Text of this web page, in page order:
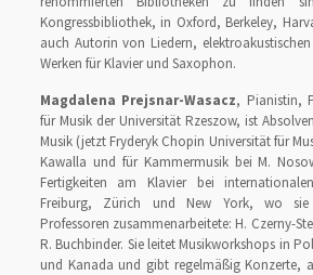
Kongressbibliothek, in Oxford, Berkeley,
auch Autorin von Liedern,
Werken für Klavier und Saxophon.
Magdalena Prejsnar-Wasacz, Pianistin,
für Musik der Universität Rzeszow, ist
Musik (jetzt Fryderyk Chopin Universität für
Kawalla und für Kammermusik bei M.
Fertigkeiten am Klavier bei
Freiburg, Zürich und New York, wo sie
Professoren zusammenarbeitete: H. Czerny-
R. Buchbinder. Sie leitet Musikworkshops in
und Kanada und gibt regelmäßig Konzerte,